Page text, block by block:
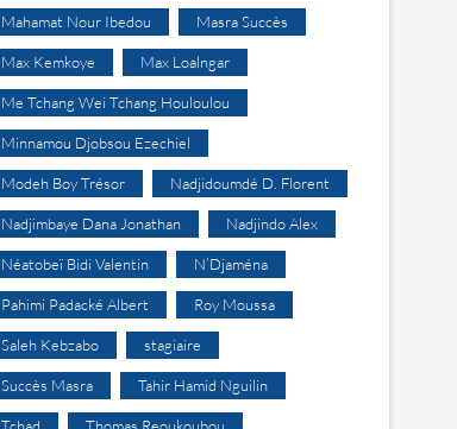
Mahamat Nour Ibedou Masra Succès
Max Kemkoye Max Loalngar
Me Tchang Wei Tchang Houloulou
Minnamou Djobsou Ezechiel
Modeh Boy Trésor Nadjidoumdé D. Florent
Nadjimbaye Dana Jonathan Nadjindo Alex
Néatobeï Bidi Valentin N’Djaména
Pahimi Padacké Albert Roy Moussa
Saleh Kebzabo stagiaire
Succès Masra Tahir Hamid Nguilin